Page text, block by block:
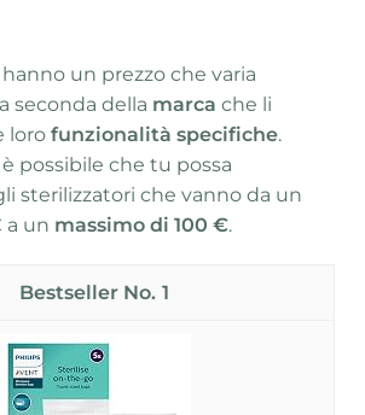
un prezzo che varia
seconda della marca che li
loro funzionalità specifiche.
possibile che tu possa
sterilizzatori che vanno da un
a un massimo di 100 €.
1